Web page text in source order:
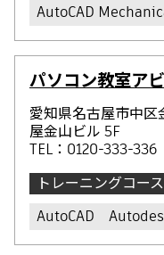
AutoCAD
パソコン教室ア
愛知県名古屋市中区
屋金山ビル 5F
TEL：0120-333-336
トレーニングコース
AutoCAD